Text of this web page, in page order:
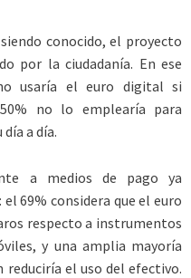
conocido, el proyecto
por la ciudadanía. En ese
usaría el euro digital si
no lo emplearía para
a día.
a medios de pago ya
69% considera que el euro
respecto a instrumentos
y una amplia mayoría
reduciría el uso del efectivo.